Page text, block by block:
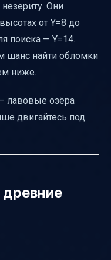
Они
от Y=8 до
поиска — Y=14.
шанс найти обломки
ниже.
лавовые озёра
двигайтесь под